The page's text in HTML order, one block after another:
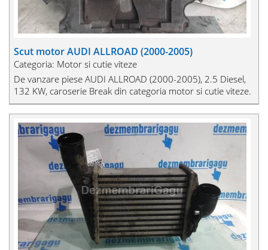
Scut motor AUDI ALLROAD (2000-2005)
Categoria: Motor si cutie viteze
De vanzare piese AUDI ALLROAD (2000-2005), 2.5 Diesel,
132 KW, caroserie Break din categoria motor si cutie viteze.